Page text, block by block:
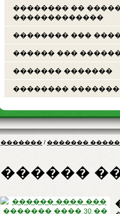
�������� ��
�������������
�������� ���
������ ���
������� �������
��������
������� /�������
������